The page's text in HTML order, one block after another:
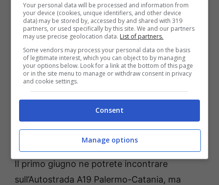
elencheremo tra poco. L’unica informazione
in più che è stata fornita è che si trova in
provincia di Messina, mentre sulla SS 113,
troviamo uno in provincia di Palermo. Ne
troviamo anche uno sulla SS 121 in provincia
di Palermo, mentre sulla SS 115 ce n’è uno nei
pressi di Agrigento. Sulla SS 626, invece, fate
attenzione se siete nella zona di
Il primo giugno ne potrete incontrare
sull’Autostrada A19 Palermo-Catania, ma
Your personal data will be processed and information from
your device (cookies, unique identifiers, and other device
data) may be stored by, accessed by and shared with 319
partners, or used specifically by this site. We and our partners
may use precise geolocation data. List of partners.
Some vendors may process your personal data on the basis
of legitimate interest, which you can object to by managing
your options below. Look for a link at the bottom of this page
or in the site menu to manage or withdraw consent in privacy
and cookie settings.
Consent
Manage options